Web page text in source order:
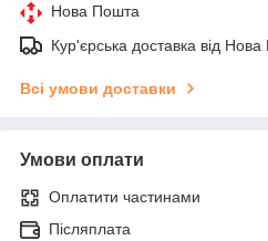
Нова Пошта
Кур'єрська доставка від
Всі умови доставки
Умови оплати
Оплатити частинами
Післяплата